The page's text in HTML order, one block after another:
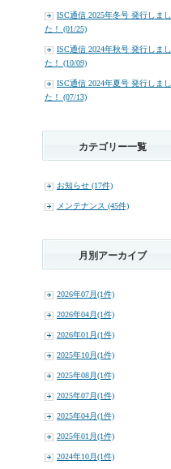
ISC通信 2025年冬号 発行しまし
た！ (01/25)
ISC通信 2024年秋号 発行しまし
た！ (10/09)
ISC通信 2024年夏号 発行しまし
た！ (07/13)
カテゴリー一覧
お知らせ (17件)
メンテナンス (45件)
月別アーカイブ
2026年07月(1件)
2026年04月(1件)
2026年01月(1件)
2025年10月(1件)
2025年08月(1件)
2025年07月(1件)
2025年04月(1件)
2025年01月(1件)
2024年10月(1件)